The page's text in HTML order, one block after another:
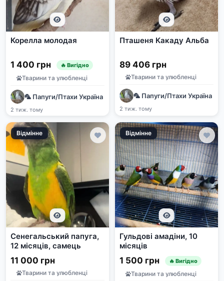
Корелла молодая
1 400 грн 🔥 Вигідно
Тварини та улюбленці
🦜 Папуги/Птахи Україна | Продаж та прилаштування | e-pet
2 тиж. тому
Пташеня Какаду Альба
89 406 грн
Тварини та улюбленці
🦜 Папуги/Птахи Україна |
2 тиж. тому
Відмінне
Сенегальський папуга,
12 місяців, самець
11 000 грн
Тварини та улюбленці
Відмінне
Гульдові амадіни, 10
місяців
1 500 грн 🔥 Вигідно
Тварини та улюбленці